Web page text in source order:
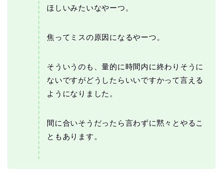
ほしいみたいなやーつ。
焦ってミスの原因になるやーつ。
そういうのも、量的に時間内に終わりそうに
ないですがどうしたらいいですかって言える
ようになりました。
間に合いそうだったら言わずに黙々とやるこ
ともあります。